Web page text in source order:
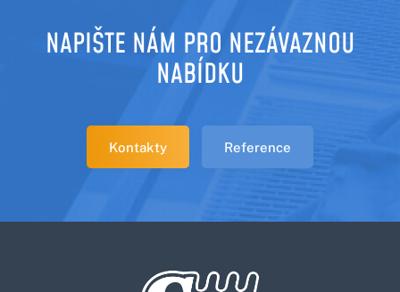
NAPIŠTE NÁM PRO NEZÁVAZNOU
NABÍDKU
Kontakty Reference